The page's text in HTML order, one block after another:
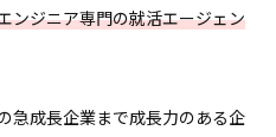
ンジニア専門の就活エージェン
急成長企業まで成長力のある企